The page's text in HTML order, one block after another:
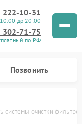
222-10-31
до 20:00
302-71-75
по РФ
Позвонить
системы очистки фильтров